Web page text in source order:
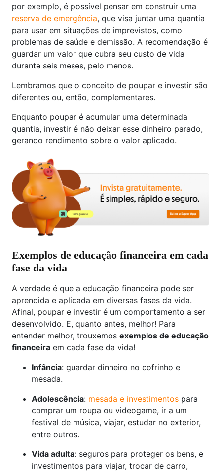
por exemplo, é possível pensar em construir uma
reserva de emergência, que visa juntar uma quantia
para usar em situações de imprevistos, como
problemas de saúde e demissão. A recomendação é
guardar um valor que cubra seu custo de vida
durante seis meses, pelo menos.
Lembramos que o conceito de poupar e investir são
diferentes ou, então, complementares.
Enquanto poupar é acumular uma determinada
quantia, investir é não deixar esse dinheiro parado,
gerando rendimento sobre o valor aplicado.
Exemplos de educação financeira em cada
fase da vida
A verdade é que a educação financeira pode ser
aprendida e aplicada em diversas fases da vida.
Afinal, poupar e investir é um comportamento a ser
desenvolvido. E, quanto antes, melhor! Para
entender melhor, trouxemos exemplos de educação
financeira em cada fase da vida!
Infância: guardar dinheiro no cofrinho e
mesada.
Adolescência: mesada e investimentos para
comprar um roupa ou videogame, ir a um
festival de música, viajar, estudar no exterior,
entre outros.
Vida adulta: seguros para proteger os bens, e
investimentos para viajar, trocar de carro,